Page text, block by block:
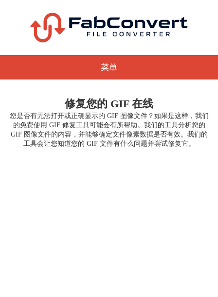
菜单
修复您的 GIF 在线
您是否有无法打开或正确显示的 GIF 图像文件？如果是这样，我们
的免费使用 GIF 修复工具可能会有所帮助。我们的工具分析您的
GIF 图像文件的内容，并能够确定文件像素数据是否有效。我们的
工具会让您知道您的 GIF 文件有什么问题并尝试修复它。